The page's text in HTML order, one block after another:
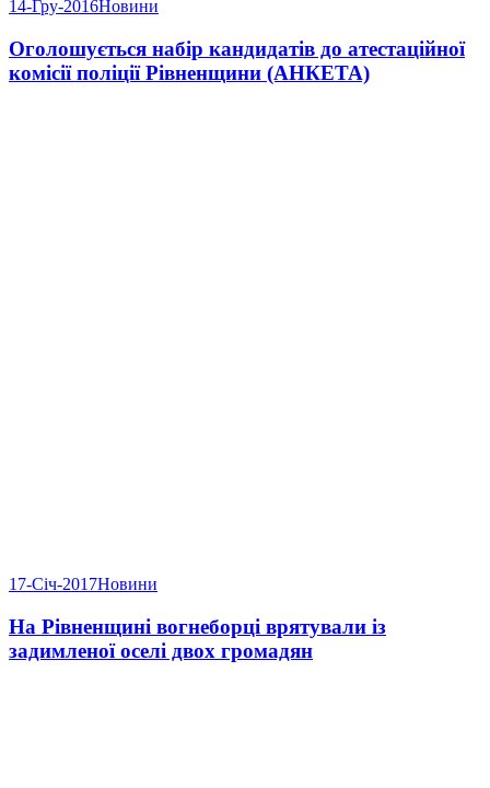
14-Гру-2016Новини
Оголошується набір кандидатів до атестаційної
комісії поліції Рівненщини (АНКЕТА)
17-Січ-2017Новини
На Рівненщині вогнеборці врятували із
задимленої оселі двох громадян